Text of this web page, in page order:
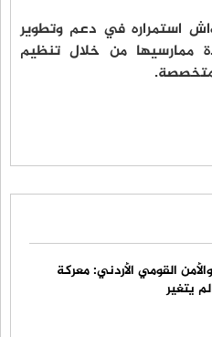
استمراره في دعم وتطوير
ممارسيها من خلال تنظيم
القومي الأردني: معركة
يتغير